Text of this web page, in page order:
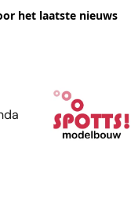
het laatste nieuws